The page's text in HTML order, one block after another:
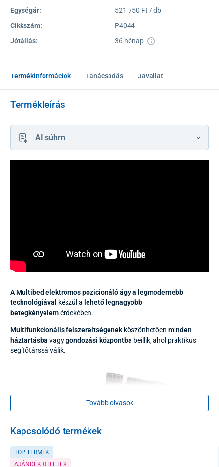
Egységár:
521 750 Ft / db
Cikkszám:
P4044
Jótállás:
36 hónap
Termékinformációk Tanácsadás Javallat
Termékleírás
AI súhrn
A Multibed elektromos pozicionáló ágya legmodernebb
technológiával készül a lehető legnagyobb
betegkényelemérdekében.
Multifunkcionális felszereltségének köszönhetően minden
háztartásba vagygondozási központba beillik, ahol praktikus
segítőtárssá válik.
Tovább olvasok
Kapcsolódó termékek
TOP TERMÉK
AJÁNDÉK ÖTLETEK